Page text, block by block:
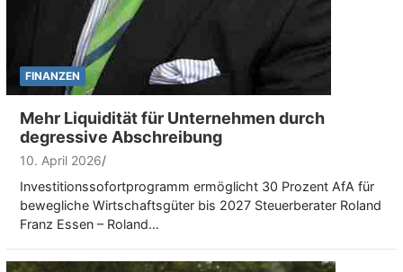
FINANZEN
Mehr Liquidität für Unternehmen durch
degressive Abschreibung
10. April 2026
Investitionssofortprogramm ermöglicht 30 Prozent AfA für
bewegliche Wirtschaftsgüter bis 2027 Steuerberater Roland
Franz Essen – Roland…